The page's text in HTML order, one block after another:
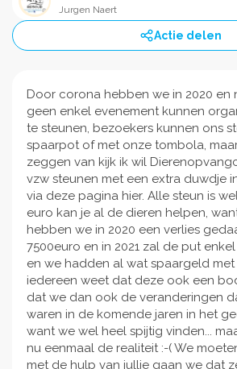
Jurgen Naert
Actie delen
Door corona hebben we in 2020 en
geen enkel evenement kunnen
te steunen, bezoekers kunnen ons
spaarpot of met onze tombola,
zeggen van kijk ik wil
vzw steunen met een extra duwdje
via deze pagina hier. Alle steun is
euro kan je al de dieren helpen,
hebben we in 2020 een verlies
7500euro en in 2021 zal de put
en we hadden al wat spaargeld
iedereen weet dat deze ook een
dat we dan ook de veranderingen
waren in de komende jaren in het
want we wel heel spijtig vinden...
nu eenmaal de realiteit :-( We
met de hulp van jullie gaan we dat